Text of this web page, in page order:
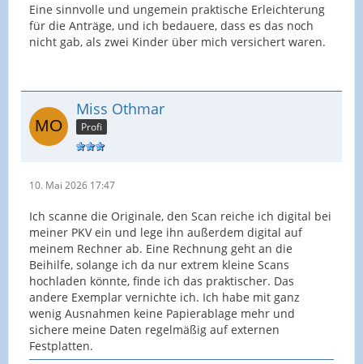
Eine sinnvolle und ungemein praktische Erleichterung
für die Anträge, und ich bedauere, dass es das noch
nicht gab, als zwei Kinder über mich versichert waren.
Miss Othmar
Profi
10. Mai 2026 17:47
Ich scanne die Originale, den Scan reiche ich digital bei
meiner PKV ein und lege ihn außerdem digital auf
meinem Rechner ab. Eine Rechnung geht an die
Beihilfe, solange ich da nur extrem kleine Scans
hochladen könnte, finde ich das praktischer. Das
andere Exemplar vernichte ich. Ich habe mit ganz
wenig Ausnahmen keine Papierablage mehr und
sichere meine Daten regelmäßig auf externen
Festplatten.